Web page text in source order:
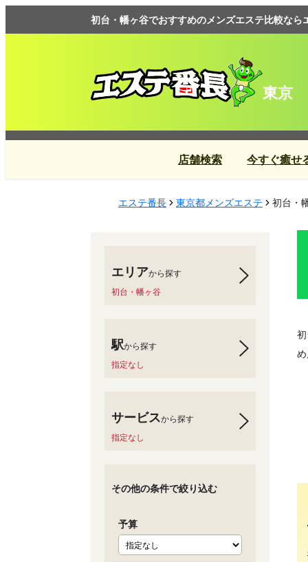
初台・幡ヶ谷でおすすめのメンズエステ比較なら
東京
店舗検索 今すぐ癒せ
エステ番長 東京都メンズエステ 初台・
エリアから探す
初台・幡ヶ谷
駅から探す
指定なし
サービスから探す
指定なし
その他の条件で絞り込む
予算